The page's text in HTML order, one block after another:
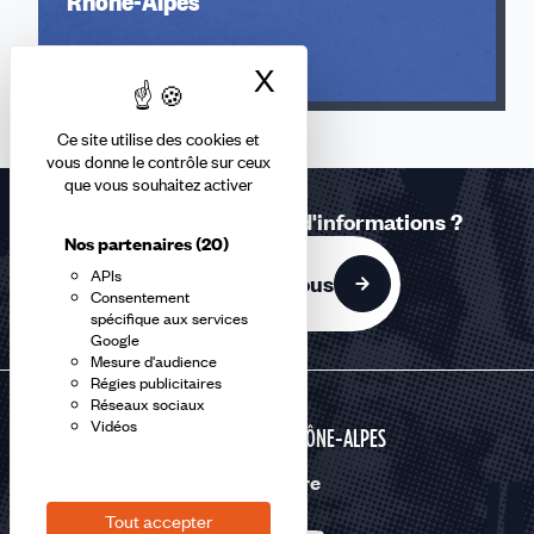
Ce site utilise des cookies et
vous donne le contrôle sur ceux
que vous souhaitez activer
Nos partenaires(20)
APIs
Consentement
spécifique aux services
Google
Mesure d'audience
Régies publicitaires
Réseaux sociaux
Vidéos
Tout accepter
X
Une question ? Besoin d'informations ?
Contactez-nous
AUVERGNE RHÔNE-ALPES
Nous suivre